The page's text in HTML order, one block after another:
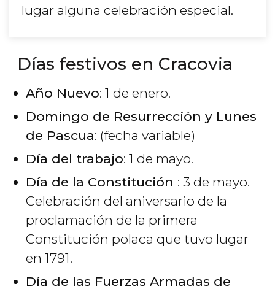
lugar alguna celebración especial.
Días festivos en Cracovia
Año Nuevo: 1 de enero.
Domingo de Resurrección y Lunes
de Pascua: (fecha variable)
Día del trabajo: 1 de mayo.
Día de la Constitución : 3 de mayo.
Celebración del aniversario de la
proclamación de la primera
Constitución polaca que tuvo lugar
en 1791.
Día de las Fuerzas Armadas de